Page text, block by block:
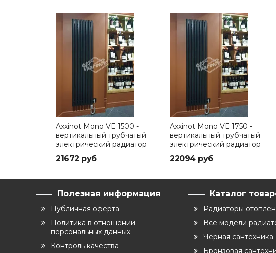
Axxinot Mono VE 1500 -
вертикальный трубчатый
электрический радиатор
высотой 1500 мм
21672 руб
Axxinot Mono VE 1750 -
вертикальный трубчатый
электрический радиатор
высотой 1750 мм
22094 руб
Полезная информация
Публичная оферта
Политика в отношении
персональных данных
Контроль качества
Каталог
Радиаторы
Все модели
Черная сантехника
Бронзовая